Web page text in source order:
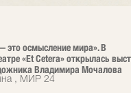
это осмысление мира». В
«Et Cetera» открылась
Владимира Мочалова
, МИР 24